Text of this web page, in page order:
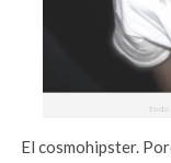
El cosmohipster.